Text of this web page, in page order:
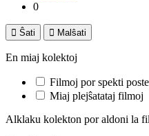
0
 Ŝati  Malŝati
En miaj kolektoj
Filmoj por spekti poste
Miaj plejŝatataj filmoj
Alklaku kolekton por aldoni la